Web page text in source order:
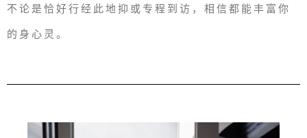
不论是恰好行经此地抑或专程到访，相信都能丰富你
的身心灵。